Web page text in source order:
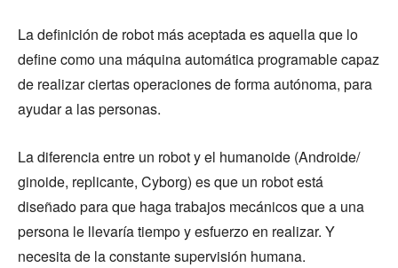
La definición de robot más aceptada es aquella que lo
define como una máquina automática programable capaz
de realizar ciertas operaciones de forma autónoma, para
ayudar a las personas.
La diferencia entre un robot y el humanoide (Androide/
ginoide, replicante, Cyborg) es que un robot está
diseñado para que haga trabajos mecánicos que a una
persona le llevaría tiempo y esfuerzo en realizar. Y
necesita de la constante supervisión humana.